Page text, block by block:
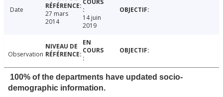
Date
27 mars
2014
14 juin
2019
Observation
100% of the departments have updated socio-
demographic information.